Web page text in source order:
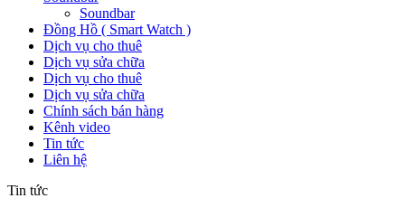
Soundbar
Đồng Hồ ( Smart Watch )
Dịch vụ cho thuê
Dịch vụ sửa chữa
Dịch vụ cho thuê
Dịch vụ sửa chữa
Chính sách bán hàng
Kênh video
Tin tức
Liên hệ
Tin tức